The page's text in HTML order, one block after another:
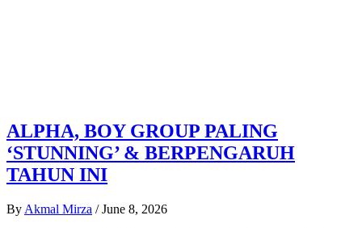
ALPHA, BOY GROUP PALING
‘STUNNING’ & BERPENGARUH
TAHUN INI
By Akmal Mirza / June 8, 2026